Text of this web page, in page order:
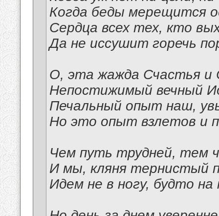
Когда беды мерещится
Сердца всех тех, кто
Да не иссушит горечь
О, эта жажда Счастья и
Непостижимый вечный
Печальный опыт наш,
Но это опыт взлетов и
Чем путь трудней, тем
И мы, кляня тернистый
Идем не в ногу, будто на